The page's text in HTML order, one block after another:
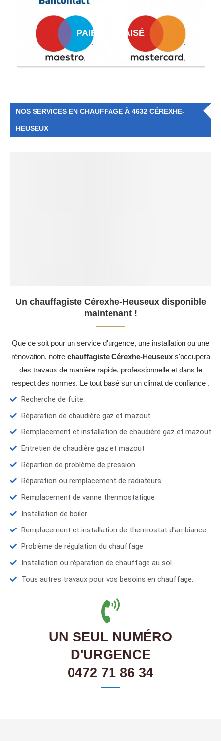
PAIEMENT AISÉ
NOS SERVICES EN CHAUFFAGE À 4632 CÉREXHE-
HEUSEUX
Un chauffagiste Cérexhe-Heuseux disponible
maintenant !
Que ce soit pour un service d'urgence, une installation ou une
rénovation, notre chauffagiste Cérexhe-Heuseuxs'occupera
des travaux de manière rapide, professionnelle et dans le
respect des normes. Le tout basé sur un climat de confiance .
Recherche de fuite.
Réparation de chaudière gaz et mazout
Remplacement et installation de chaudière gaz et mazout
Entretien de chaudière gaz et mazout
Répartion de problème de pression
Réparation ou remplacement de radiateurs
Remplacement de vanne thermostatique
Installation de boiler
Remplacement et installation de thermostat d'ambiance
Problème de régulation du chauffage
Installation ou réparation de chauffage au sol
Tous autres travaux pour vos besoins en chauffage.
UN SEUL NUMÉRO
D'URGENCE
0472 71 86 34